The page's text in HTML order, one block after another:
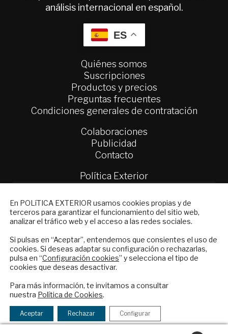
análisis internacional en español.
ES
Quiénes somos
Suscripciones
Productos y precios
Preguntas frecuentes
Condiciones generales de contratación
Colaboraciones
Publicidad
Contacto
Política Exterior
Afkar/Ideas
© 2026 - Fundación Análisis de Política
Legal|Política de Privacidad y de Cookies
Financiado por el Programa KIT Digital. Plan de
Recuperación, Transformación y Resiliencia de
España Next Generation EU.​​
En POLíTICA EXTERIOR usamos cookies propias y de
terceros para garantizar el funcionamiento del sitio web,
analizar el tráfico web y el acceso a las redes sociales.
Si pulsas en “Aceptar”, entendemos que consientes el uso de
cookies. Si deseas adaptar su configuración o rechazarlas,
pulsa en “Configuración cookies” y selecciona el tipo de
cookies que deseas desactivar.
Para más información, te invitamos a consultar
nuestra Política de Cookies.
Aceptar Rechazar Configurar
NEWSLETTER
Suscríbase a nuestro boletín electrónico y
reciba en su correo el mejor análisis
internacional en español.
Checkbox
acepto
la
política de privacidad